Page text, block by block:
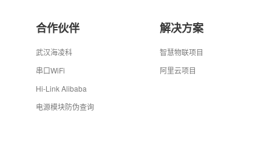
合作伙伴
武汉海凌科
串口WiFi
Hi-Link Alibaba
电源模块防伪查询
解决方案
智慧物联项目
阿里云项目